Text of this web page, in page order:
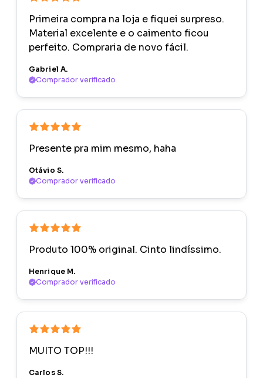
Primeira compra na loja e fiquei surpreso.
Material excelente e o caimento ficou
perfeito. Compraria de novo fácil.
Gabriel A.
Comprador verificado
Presente pra mim mesmo, haha
Otávio S.
Comprador verificado
Produto 100% original. Cinto lindíssimo.
Henrique M.
Comprador verificado
MUITO TOP!!!
Carlos S.